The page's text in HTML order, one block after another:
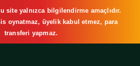
site yalnızca bilgilendirme amaçlıdır.
oynatmaz, üyelik kabul etmez, para
transferi yapmaz.